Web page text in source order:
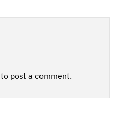
to post a comment.